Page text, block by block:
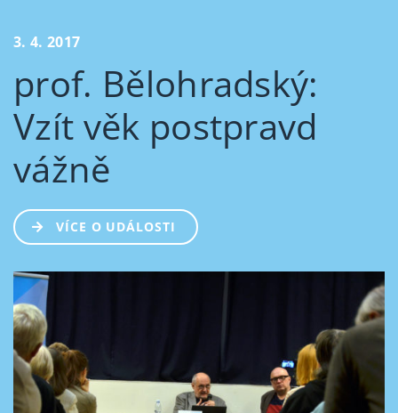
3. 4. 2017
prof. Bělohradský:
Vzít věk postpravd
vážně
VÍCE O UDÁLOSTI